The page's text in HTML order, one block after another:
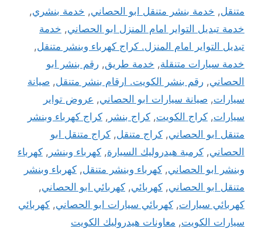
متنقل, خدمة بنشر متنقل ابو الحصاني, خدمة بنشري,
خدمة تبديل التواير امام المنزل ابو الحصاني, خدمة
تبديل التواير امام المنزل. كراج كهرباء وبنشر متنقل,
خدمة سيارات متنقلة, خدمة طريق, رقم بنشر ابو
الحصاني, رقم بنشر الكويت. ارقام بنشر متنقل, صيانة
سيارات, صيانة سيارات ابو الحصاني, عروض تواير
سيارات, كراج الكويت, كراج بنشر , كراج كهرباء وبنشر
متنقل ابو الحصاني, كراج متنقل, كراج متنقل ابو
الحصاني, كرمبة هيدروليك السيارة, كهرباء وبنشر , كهرباء
وبنشر ابو الحصاني, كهرباء وبنشر متنقل, كهرباء وبنشر
متنقل ابو الحصاني, كهربائي, كهربائي ابو الحصاني,
كهربائي سيارات, كهربائي سيارات ابو الحصاني, كهربائي
سيارات الكويت, معاونات هيدروليك الكويت